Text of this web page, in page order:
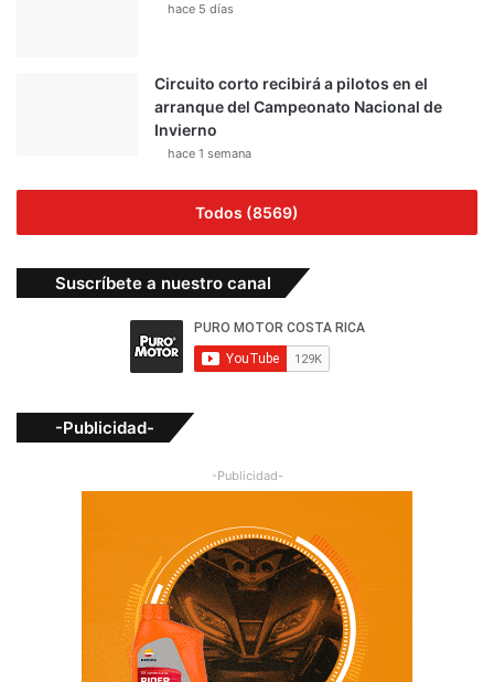
hace 5 días
Circuito corto recibirá a pilotos en el
arranque del Campeonato Nacional de
Invierno
hace 1 semana
Todos (8569)
Suscríbete a nuestro canal
-Publicidad-
-Publicidad-